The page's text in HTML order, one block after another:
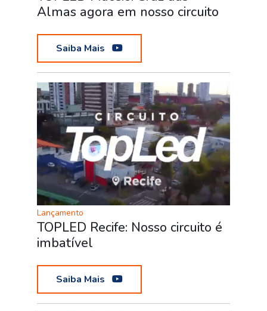
Almas agora em nosso circuito
Saiba Mais
Lançamento
TOPLED Recife: Nosso circuito é
imbatível
Saiba Mais